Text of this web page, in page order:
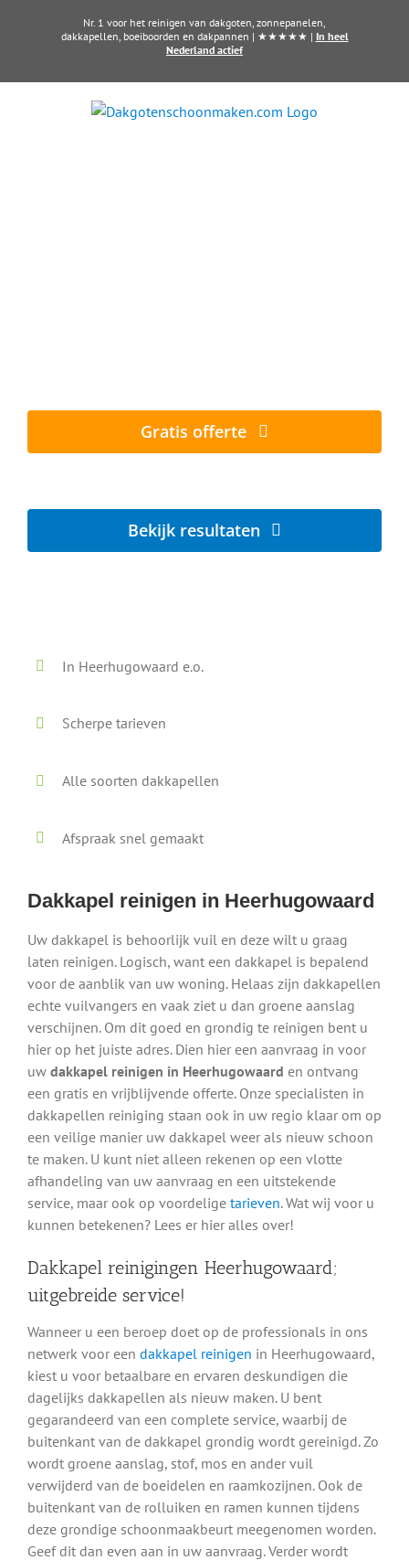
Nr. 1 voor het reinigen van dakgoten, zonnepanelen,
dakkapellen, boeiboorden en dakpannen | ★★★★★ | In heel
Nederland actief
Gratis offerte
Bekijk resultaten
In Heerhugowaard e.o.
Scherpe tarieven
Alle soorten dakkapellen
Afspraak snel gemaakt
Dakkapel reinigen in Heerhugowaard
Uw dakkapel is behoorlijk vuil en deze wilt u graag
laten reinigen. Logisch, want een dakkapel is bepalend
voor de aanblik van uw woning. Helaas zijn dakkapellen
echte vuilvangers en vaak ziet u dan groene aanslag
verschijnen. Om dit goed en grondig te reinigen bent u
hier op het juiste adres. Dien hier een aanvraag in voor
uw dakkapel reinigen in Heerhugowaard en ontvang
een gratis en vrijblijvende offerte. Onze specialisten in
dakkapellen reiniging staan ook in uw regio klaar om op
een veilige manier uw dakkapel weer als nieuw schoon
te maken. U kunt niet alleen rekenen op een vlotte
afhandeling van uw aanvraag en een uitstekende
service, maar ook op voordelige tarieven. Wat wij voor u
kunnen betekenen? Lees er hier alles over!
Dakkapel reinigingen Heerhugowaard;
uitgebreide service!
Wanneer u een beroep doet op de professionals in ons
netwerk voor een dakkapel reinigen in Heerhugowaard,
kiest u voor betaalbare en ervaren deskundigen die
dagelijks dakkapellen als nieuw maken. U bent
gegarandeerd van een complete service, waarbij de
buitenkant van de dakkapel grondig wordt gereinigd. Zo
wordt groene aanslag, stof, mos en ander vuil
verwijderd van de boeidelen en raamkozijnen. Ook de
buitenkant van de rolluiken en ramen kunnen tijdens
deze grondige schoonmaakbeurt meegenomen worden.
Geef dit dan even aan in uw aanvraag. Verder wordt